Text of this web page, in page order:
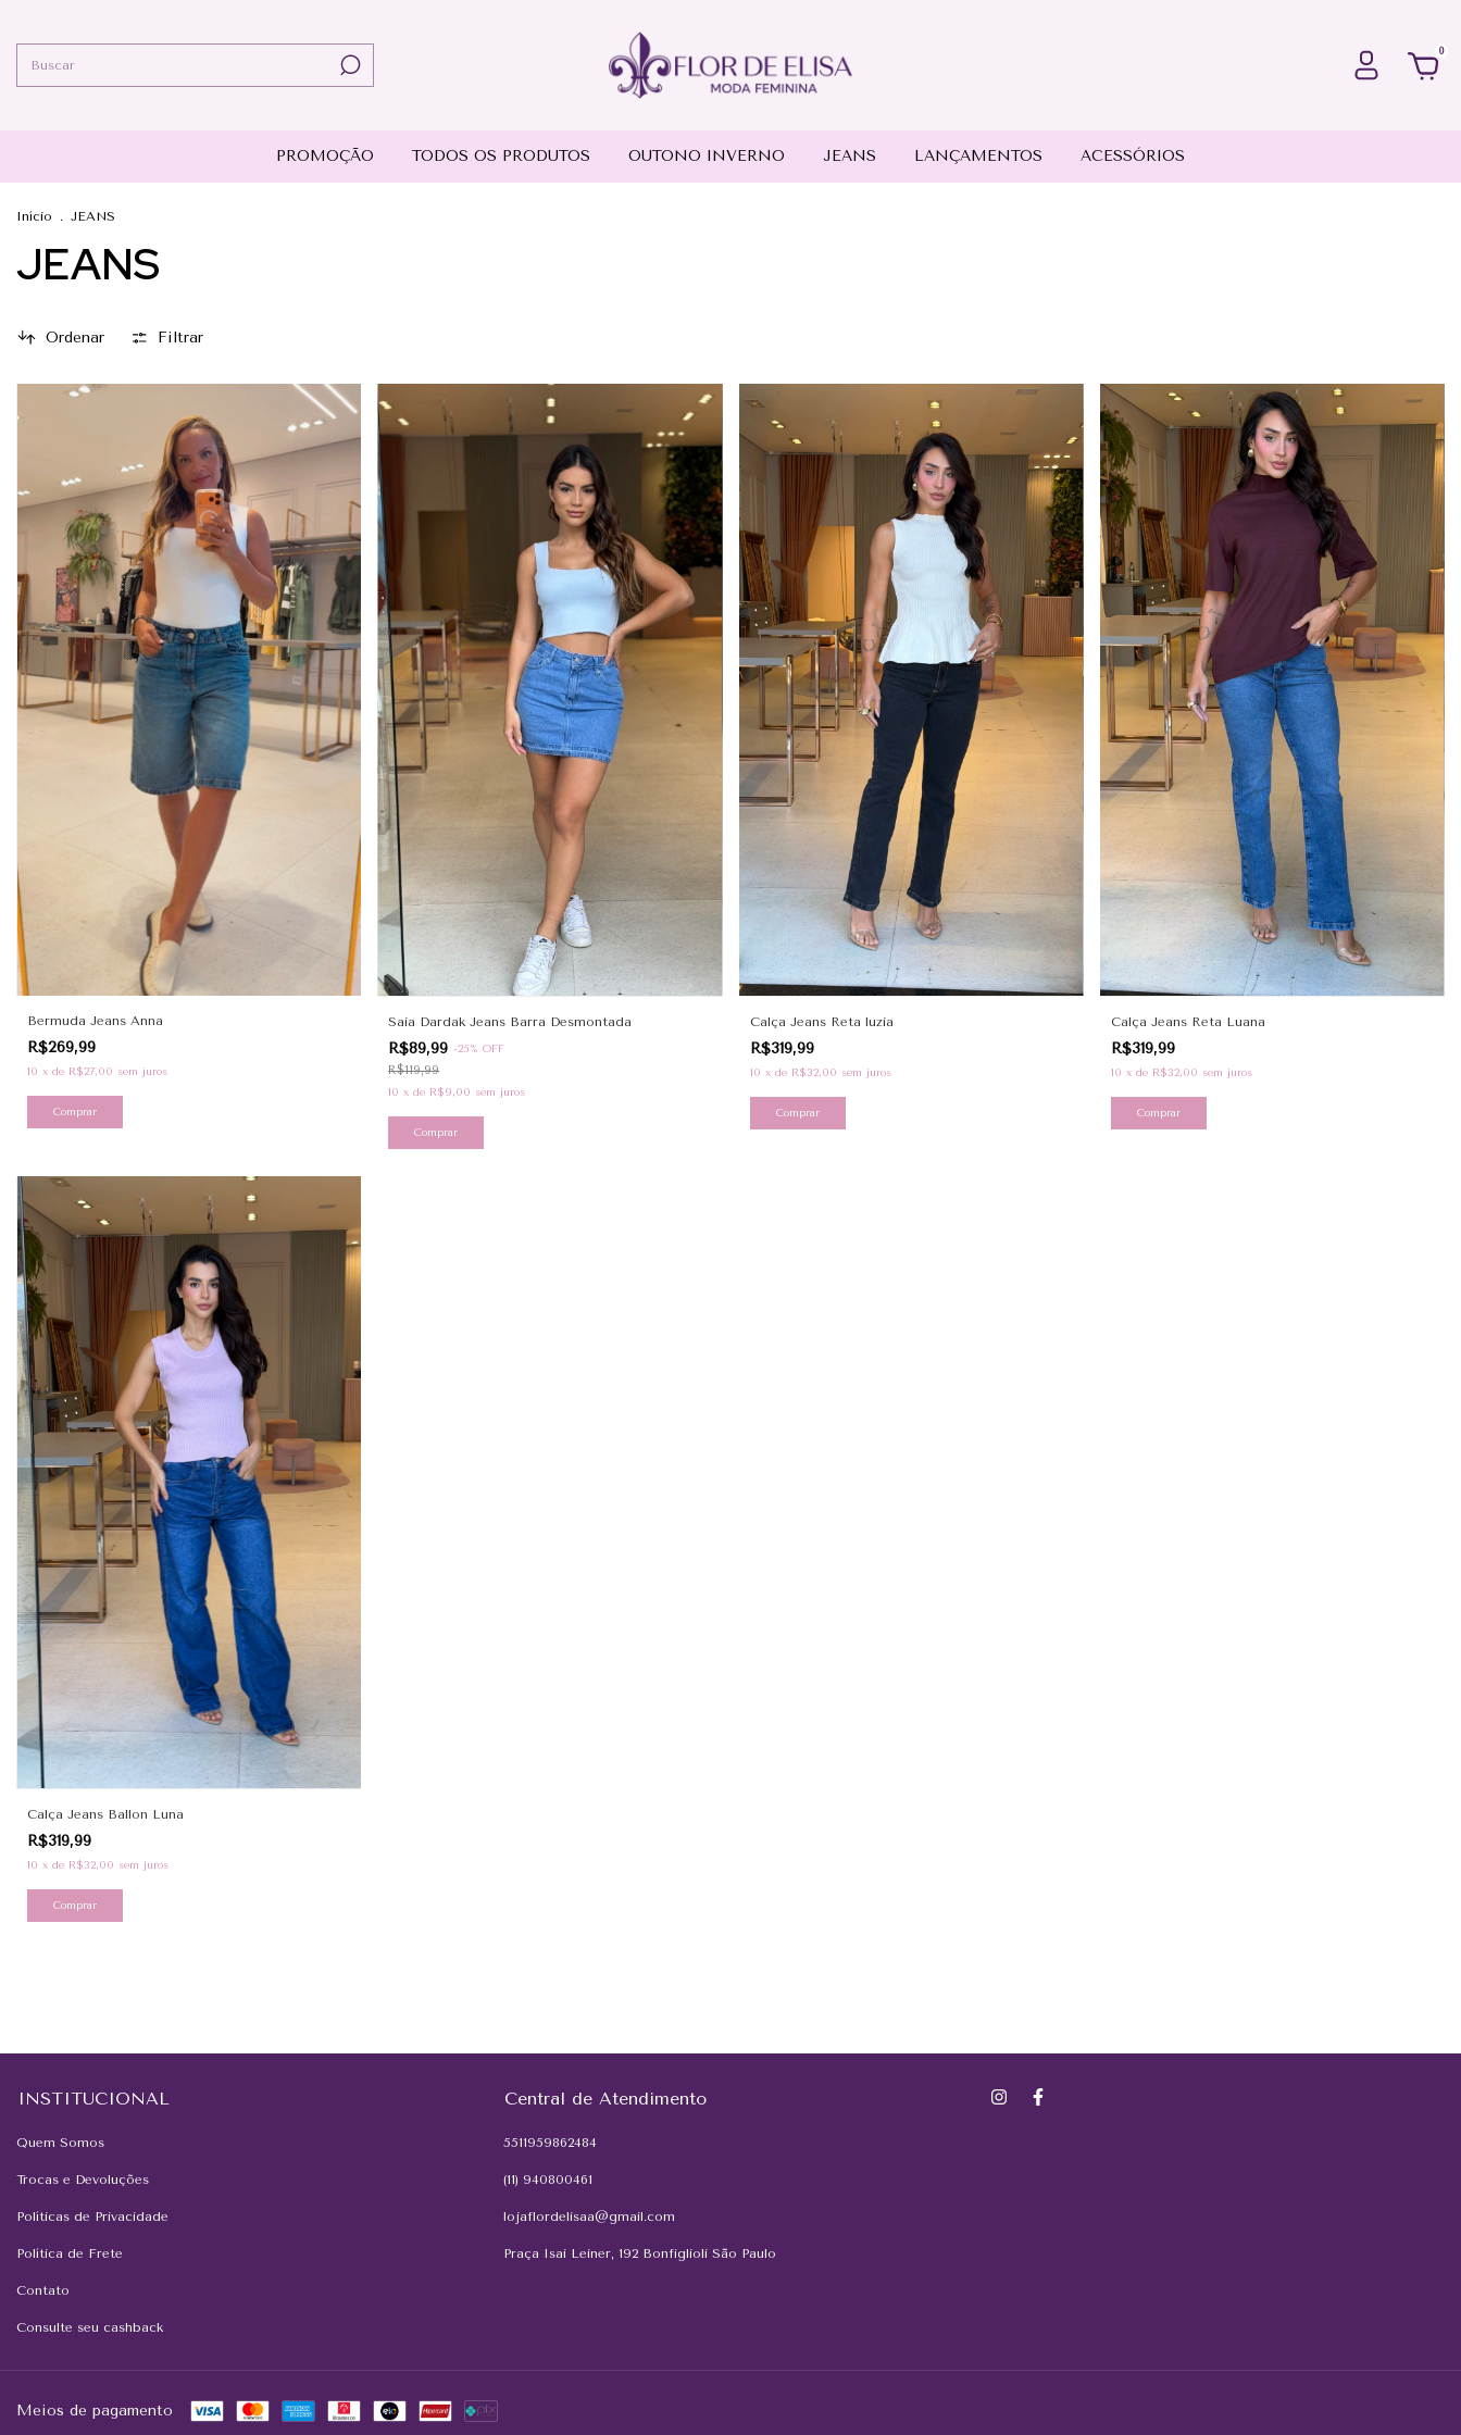
0
PROMOÇÃO TODOS OS PRODUTOS OUTONO INVERNO JEANS LANÇAMENTOS ACESSÓRIOS
Início . JEANS
JEANS
Ordenar Filtrar
Bermuda Jeans Anna
R$269,99
10 x de R$27,00 sem juros
Comprar
Saia Dardak Jeans Barra Desmontada
R$89,99-25%OFF
R$119,99
10 xde R$9,00 sem juros
Comprar
Calça Jeans Reta luzia
R$319,99
10 x de R$32,00 sem juros
Comprar
Calça Jeans Reta Luana
R$319,99
10 x de R$32,00 sem juros
Comprar
Calça Jeans Ballon Luna
R$319,99
10 x de R$32,00 sem juros
Comprar
INSTITUCIONAL
Quem Somos
Trocas e Devoluções
Políticas de Privacidade
Política de Frete
Contato
Consulte seu cashback
Central de Atendimento
5511959862484
(11) 940800461
lojaflordelisaa@gmail.com
Praça Isai Leiner, 192 Bonfiglioli São Paulo
Meios de pagamento